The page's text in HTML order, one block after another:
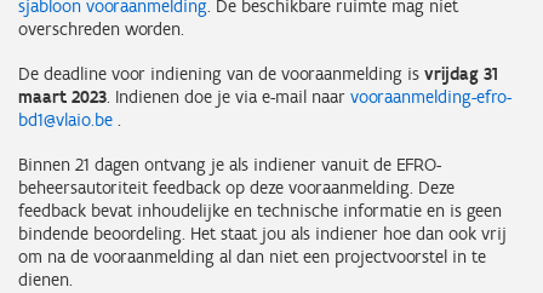
sjabloon vooraanmelding. De beschikbare ruimte mag niet
overschreden worden.
De deadline voor indiening van de vooraanmelding is vrijdag 31
maart 2023. Indienen doe je via e-mail naar vooraanmelding-efro-
bd1@vlaio.be .
Binnen 21 dagen ontvang je als indiener vanuit de EFRO-
beheersautoriteit feedback op deze vooraanmelding. Deze
feedback bevat inhoudelijke en technische informatie en is geen
bindende beoordeling. Het staat jou als indiener hoe dan ook vrij
om na de vooraanmelding al dan niet een projectvoorstel in te
dienen.